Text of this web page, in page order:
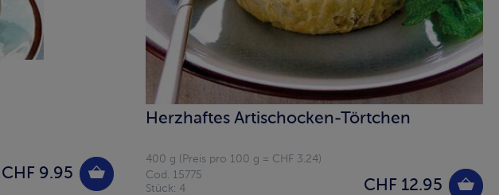
CHF 9.95
Herzhaftes Artischocken-Törtchen
400 g (Preis pro 100 g = CHF 3.24)
CHF 12.95
Cod. 15775
Stück: 4